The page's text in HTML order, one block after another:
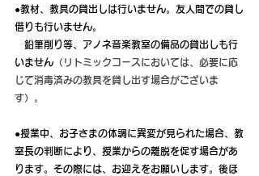
●教材、教具の貸出しは行いません。友人間での貸し
借りも行いません。
鉛筆削り等、アノネ音楽教室の備品の貸出しも行
いません （リトミックコースにおいては、必要に応
じて消毒済みの教具を貸し出す場合がございま
す）。
●授業中、お子さまの体調に異変が見られた場合、教
室長の判断により、授業からの離脱を促す場合があ
ります。その際には、お迎えをお願いします。後ほ